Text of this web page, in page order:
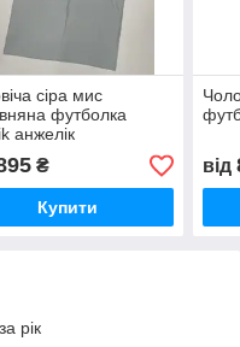
сіра мис
футболка
анжелік
₴
Купити
від
рік